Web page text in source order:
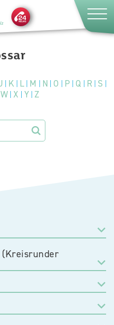
K L M N O P Q R S
W X Y Z
(Kreisrunder